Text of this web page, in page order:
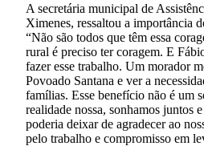
A secretária municipal de
Ximenes, ressaltou a importância
“Não são todos que têm essa
rural é preciso ter coragem. E
fazer esse trabalho. Um morador
Povoado Santana e ver a
famílias. Esse benefício não é um
realidade nossa, sonhamos juntos
poderia deixar de agradecer ao
pelo trabalho e compromisso em